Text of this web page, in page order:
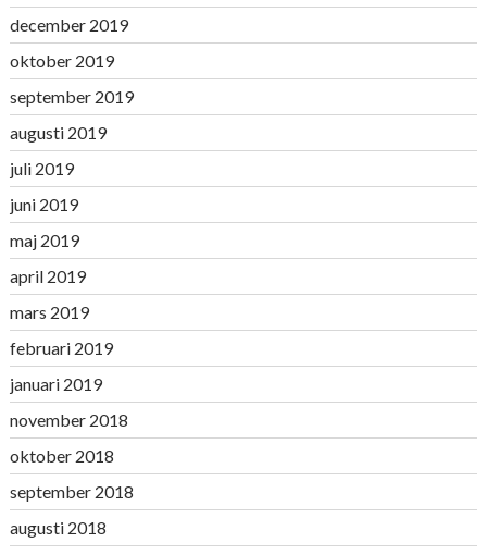
december 2019
oktober 2019
september 2019
augusti 2019
juli 2019
juni 2019
maj 2019
april 2019
mars 2019
februari 2019
januari 2019
november 2018
oktober 2018
september 2018
augusti 2018